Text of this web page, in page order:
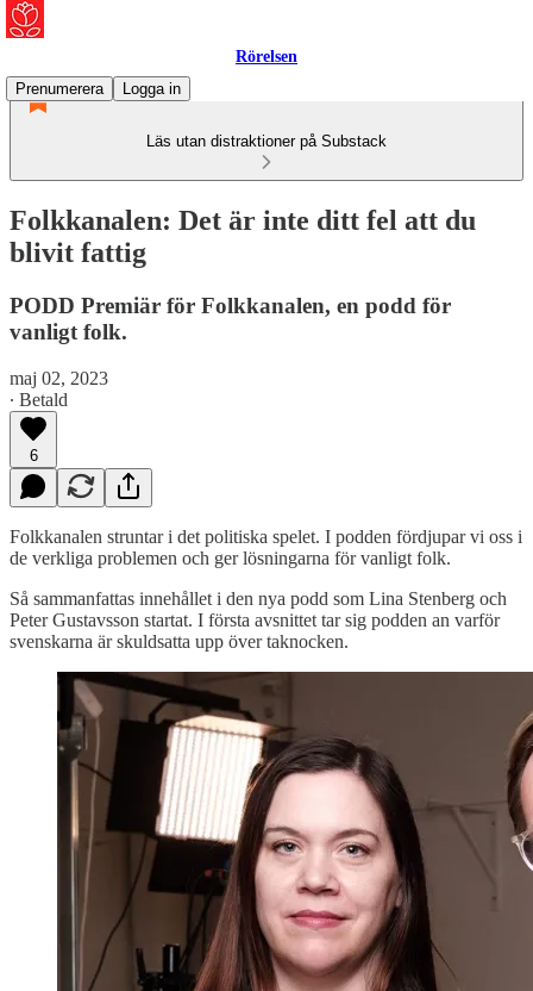
Rörelsen
Prenumerera
Logga in
Läs utan distraktioner på Substack
Folkkanalen: Det är inte ditt fel att du
blivit fattig
PODD Premiär för Folkkanalen, en podd för
vanligt folk.
maj 02, 2023
∙ Betald
6
Folkkanalen struntar i det politiska spelet. I podden fördjupar vi oss i
de verkliga problemen och ger lösningarna för vanligt folk.
Så sammanfattas innehållet i den nya podd som Lina Stenberg och
Peter Gustavsson startat. I första avsnittet tar sig podden an varför
svenskarna är skuldsatta upp över taknocken.